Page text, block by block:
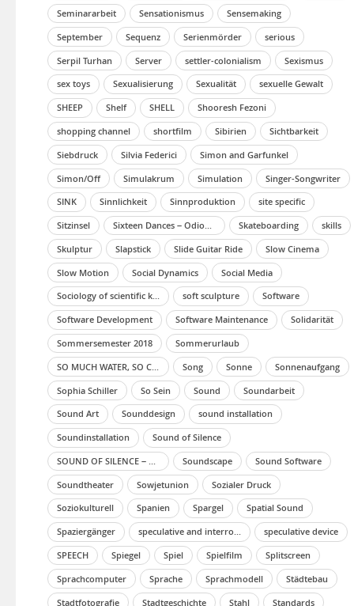
Seminararbeit
Sensationismus
Sensemaking
September
Sequenz Serienmörder
serious
Serpil Turhan
Server settler-colonialism
Sexismus
sex toys
Sexualisierung Sexualität
sexuelle Gewalt
SHEEP
Shelf SHELL
Shooresh Fezoni
shopping channel
shortfilm Sibirien
Sichtbarkeit
Siebdruck
Silvia Federici
Simon and Garfunkel
Simon/Off
Simulakrum Simulation
Singer-Songwriter
SINK
Sinnlichkeit Sinnproduktion
site specific
Sitzinsel
Sixteen Dances – Odious Warrior (Jig for John) Skateboarding
skills
Skulptur
Slapstick Slide Guitar Ride
Slow Cinema
Slow Motion
Social Dynamics
Social Media
Sociology of scientific knowledge
soft sculpture
Software
Software Development
Software Maintenance
Solidarität
Sommersemester 2018
Sommerurlaub
Song Sonne
Sonnenaufgang
Sophia Schiller
So Sein Sound
Soundarbeit
Sound Art
Sounddesign
sound installation
Soundinstallation
Sound of Silence
Soundscape
Sound Software
Soundtheater
Sowjetunion
Sozialer Druck
Soziokulturell
Spanien Spargel
Spatial Sound
Spaziergänger
speculative and interrogative media art
speculative device
SPEECH
Spiegel Spiel Spielfilm
Splitscreen
Sprachcomputer
Sprache Sprachmodell
Städtebau
Stadtfotografie
Stadtgeschichte Stahl Standards